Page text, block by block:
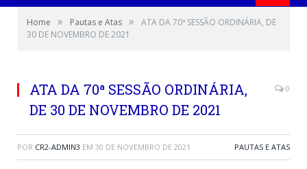
Home » Pautas e Atas »
ATA DA 70ª SESSÃO ORDINÁRIA, DE
30 DE NOVEMBRO DE 2021
ATA DA 70ª SESSÃO ORDINÁRIA,
DE 30 DE NOVEMBRO DE 2021
0
POR CR2-ADMIN3 EM 30 DE NOVEMBRO DE 2021 PAUTAS E ATAS